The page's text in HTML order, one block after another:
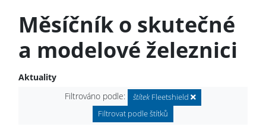
Měsíčník o skutečné
a modelové železnici
Aktuality
Filtrováno podle:
štítek Fleetshield
Filtrovat podle štítků